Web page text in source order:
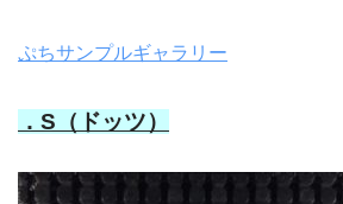
ぷちサンプルギャラリー
．S（ドッツ）